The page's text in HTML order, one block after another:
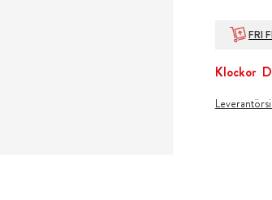
FRI
Klockor